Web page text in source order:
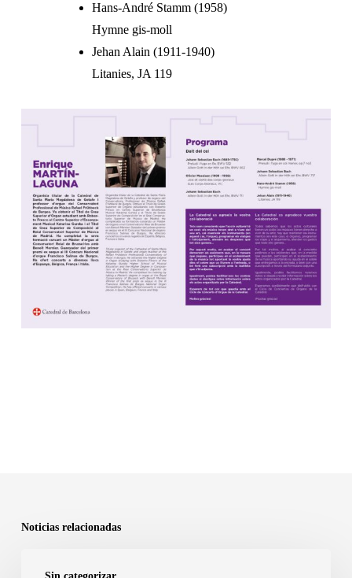
Hans-André Stamm (1958)
Hymne gis-moll
Jehan Alain (1911-1940)
Litanies, JA 119
Noticias relacionadas